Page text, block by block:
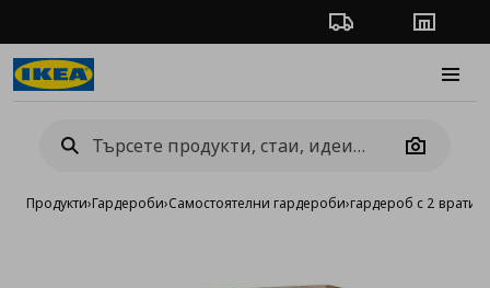
Проследяване на
Camera
Продукти›Гардероби›Самостоятелни гардероби›гардероб с 2 врати